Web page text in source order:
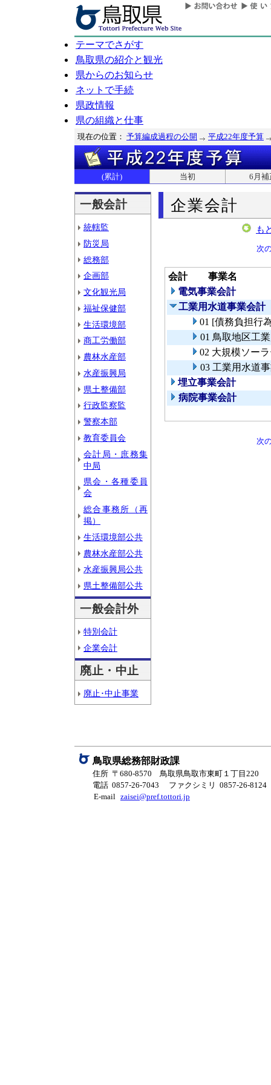
テーマでさがす
鳥取県の紹介と観光
県からのお知らせ
ネットで手続
県政情報
県の組織と仕事
現在の位置： 予算編成過程の公開 平成22年度予算
(累計) 当初 6月補
一般会計
統轄監
防災局
総務部
企画部
文化観光局
福祉保健部
生活環境部
商工労働部
農林水産部
水産振興局
県土整備部
行政監察監
警察本部
教育委員会
会計局・庶務集
中局
県会・各種委員
会
総合事務所（再
掲）
生活環境部公共
農林水産部公共
水産振興局公共
県土整備部公共
一般会計外
特別会計
企業会計
廃止・中止
廃止･中止事業
企業会計
も
次
会計
事業名
電気事業会計
工業用水道事業会計
01 [債務負担行
01 鳥取地区工
02 大規模ソー
03 工業用水道
埋立事業会計
病院事業会計
次
鳥取県総務部財政課
住所 〒680-8570 鳥取県鳥取市東町１丁目220
電話 0857-26-7043
ファクシミリ 0857-26-8124
E-mail zaisei@pref.tottori.jp